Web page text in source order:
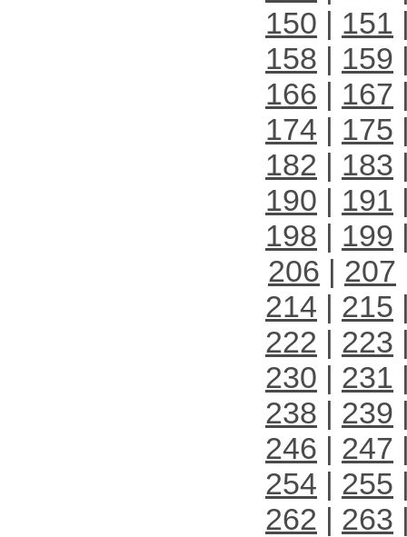
150 | 151
158 | 159
166 | 167
174 | 175
182 | 183
190 | 191
198 | 199
206 | 207
214 | 215
222 | 223
230 | 231
238 | 239
246 | 247
254 | 255
262 | 263